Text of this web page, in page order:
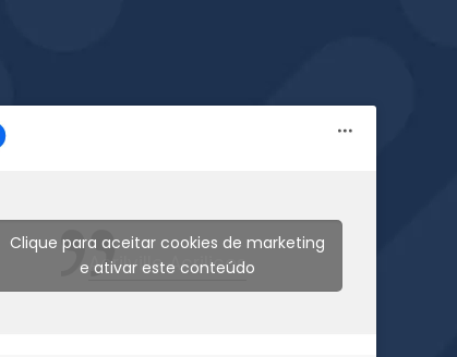
Acrilville Acrilicos
Clique para aceitar cookies de marketing
e ativar este conteúdo